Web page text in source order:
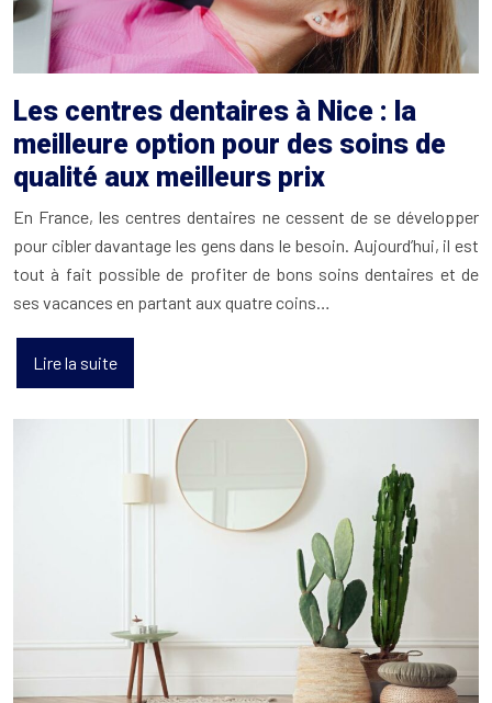
Les centres dentaires à Nice : la
meilleure option pour des soins de
qualité aux meilleurs prix
En France, les centres dentaires ne cessent de se développer
pour cibler davantage les gens dans le besoin. Aujourd’hui, il est
tout à fait possible de profiter de bons soins dentaires et de
ses vacances en partant aux quatre coins…
Lire la suite